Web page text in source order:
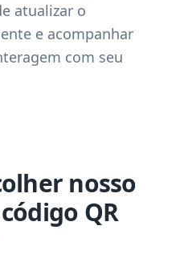
atualizar o
e acompanhar
com seu
nosso
QR